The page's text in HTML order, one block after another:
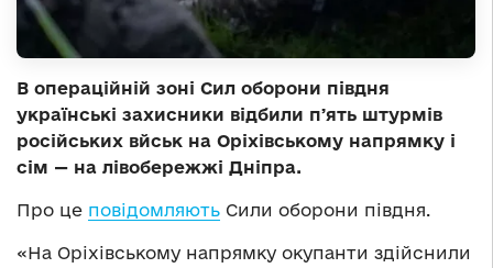
В операційній зоні Сил оборони півдня
українські захисники відбили пʼять штурмів
російських вйськ на Оріхівському напрямку і
сім — на лівобережжі Дніпра.
Про це повідомляють Сили оборони півдня.
«На Оріхівському напрямку окупанти здійснили